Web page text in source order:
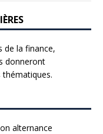
de la finance,
donneront
alternance